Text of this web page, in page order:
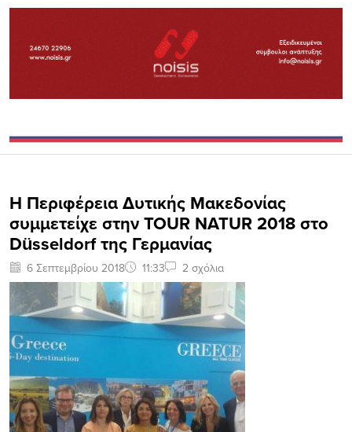
H Περιφέρεια Δυτικής Μακεδονίας
συμμετείχε στην TOUR NATUR 2018 στο
Düsseldorf της Γερμανίας
6 Σεπτεμβρίου 2018 11:33 2 σχόλια